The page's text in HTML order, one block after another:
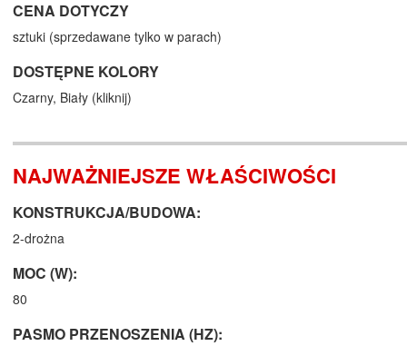
CENA DOTYCZY
sztuki (sprzedawane tylko w parach)
DOSTĘPNE KOLORY
Czarny, Biały (kliknij)
NAJWAŻNIEJSZE WŁAŚCIWOŚCI
KONSTRUKCJA/BUDOWA:
2-drożna
MOC (W):
80
PASMO PRZENOSZENIA (HZ):